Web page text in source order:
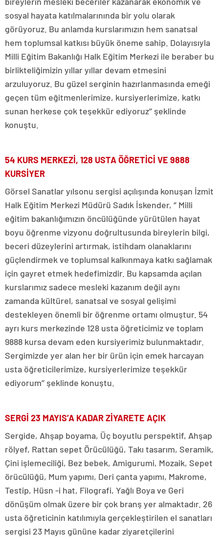
sosyal hayata katılmalarınında bir yolu olarak
görüyoruz. Bu anlamda kurslarımızın hem sanatsal
hem toplumsal katkısı büyük öneme sahip. Dolayısıyla
Milli Eğitim Bakanlığı Halk Eğitim Merkezi ile beraber bu
birlikteliğimizin yıllar yıllar devam etmesini
arzuluyoruz. Bu güzel serginin hazırlanmasında emeği
geçen tüm eğitmenlerimize, kursiyerlerimize, katkı
sunan herkese çok teşekkür ediyoruz’’ şeklinde
konuştu.
54 KURS MERKEZİ, 128 USTA ÖĞRETİCİ VE 9888
KURSİYER
Görsel Sanatlar yılsonu sergisi açılışında konuşan İzmit
Halk Eğitim Merkezi Müdürü Sadık İskender, ‘’ Milli
eğitim bakanlığımızın öncülüğünde yürütülen hayat
boyu öğrenme vizyonu doğrultusunda bireylerin bilgi,
beceri düzeylerini artırmak, istihdam olanaklarını
güçlendirmek ve toplumsal kalkınmaya katkı sağlamak
için gayret etmek hedefimizdir. Bu kapsamda açılan
kurslarımız sadece mesleki kazanım değil aynı
zamanda kültürel, sanatsal ve sosyal gelişimi
destekleyen önemli bir öğrenme ortamı olmuştur. 54
ayrı kurs merkezinde 128 usta öğreticimiz ve toplam
9888 kursa devam eden kursiyerimiz bulunmaktadır.
Sergimizde yer alan her bir ürün için emek harcayan
usta öğreticilerimize, kursiyerlerimize teşekkür
ediyorum’’ şeklinde konuştu.
SERGİ 23 MAYIS’A KADAR ZİYARETE AÇIK
Sergide, Ahşap boyama, Üç boyutlu perspektif, Ahşap
rölyef, Rattan sepet Örücülüğü, Takı tasarım, Seramik,
Çini işlemeciliği, Bez bebek, Amigurumi, Mozaik, Sepet
örücülüğü, Mum yapımı, Deri çanta yapımı, Makrome,
Testip, Hüsn -i hat, Filografi, Yağlı Boya ve Geri
dönüşüm olmak üzere bir çok branş yer almaktadır. 26
usta öğreticinin katılımıyla gerçekleştirilen el sanatları
sergisi 23 Mayıs gününe kadar ziyaretçilerini